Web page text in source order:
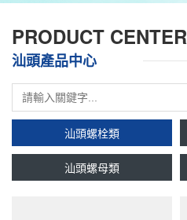
PRODUCT CENTER
汕頭產品中心
汕頭螺栓類
汕頭螺母類